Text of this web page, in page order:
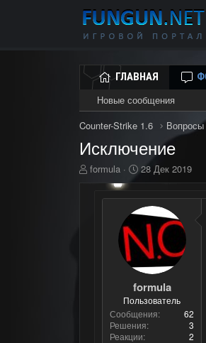
ГЛАВНАЯ
Новые сообщения
Counter-Strike 1.6
Вопросы
Исключение
А
formula
Д
а
а
н
ч
а
л
а
28 Дек 2019
formula
Пользователь
Сообщения
62
Решения
3
Реакции
2